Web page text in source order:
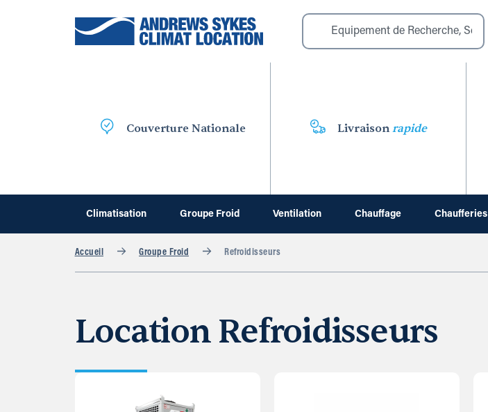
Couverture Nationale Livraison rapide
Climatisation Groupe Froid Ventilation Chauffage Chaufferies
Accueil Groupe Froid Refroidisseurs
Location Refroidisseurs